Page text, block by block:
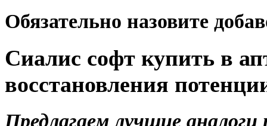
Обязательно назовите
Сиалис софт купить в
восстановления
Предлагаем лучшие